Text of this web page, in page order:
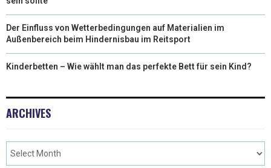
Der Einfluss von Wetterbedingungen auf Materialien im
Außenbereich beim Hindernisbau im Reitsport
Kinderbetten – Wie wählt man das perfekte Bett für sein Kind?
ARCHIVES